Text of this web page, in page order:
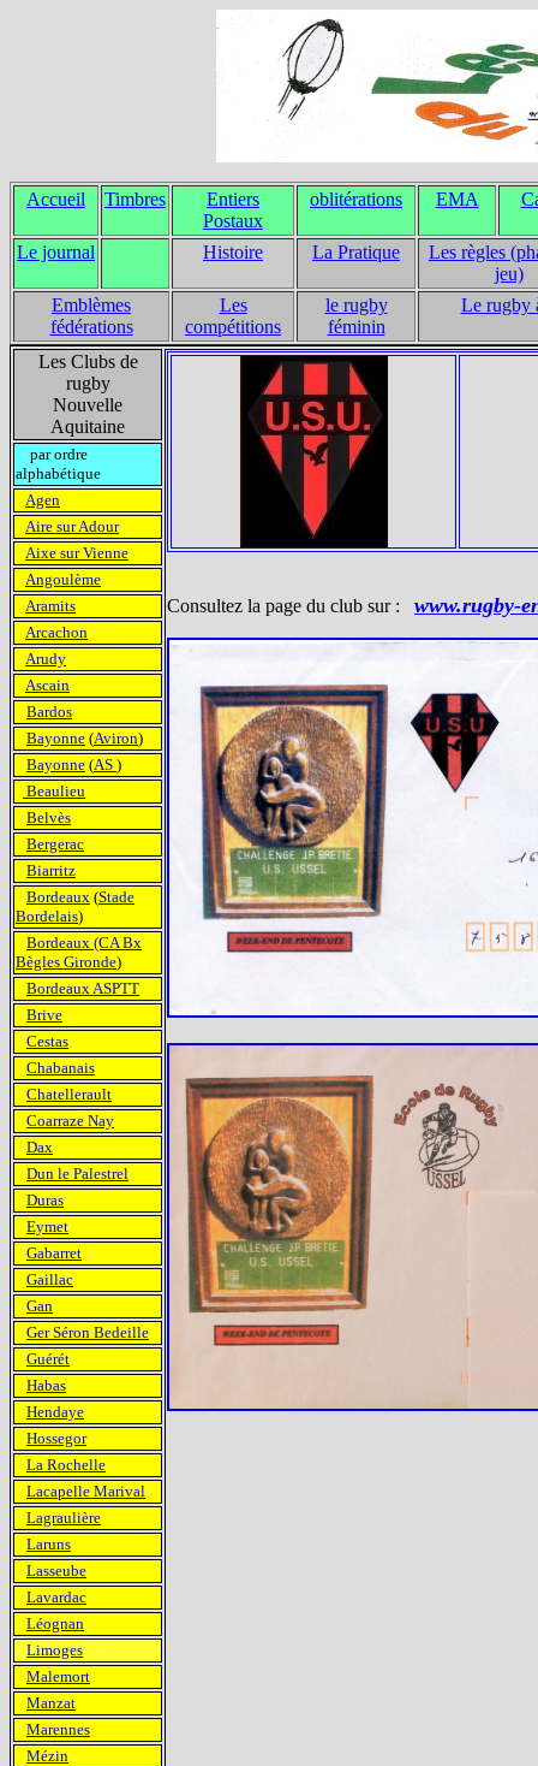
Accueil Timbres
Entiers
Postaux
oblitérations EMA
Le journal Histoire La Pratique
Les règles
jeu)
Emblèmes
fédérations
Les
compétitions
le rugby
féminin
Le rugby
Les Clubs de
rugby
Nouvelle
Aquitaine
Consultez la page du club sur : www.rugby-
par ordre
alphabétique
Agen
Aire sur Adour
Aixe sur Vienne
Angoulème
Aramits
Arcachon
Arudy
Ascain
Bardos
Bayonne (Aviron)
Bayonne (AS )
Beaulieu
Belvès
Bergerac
Biarritz
Bordeaux (Stade
Bordelais)
Bordeaux (CA Bx
Bègles Gironde)
Bordeaux ASPTT
Brive
Cestas
Chabanais
Chatellerault
Coarraze Nay
Dax
Dun le Palestrel
Duras
Eymet
Gabarret
Gaillac
Gan
Ger Séron Bedeille
Guérét
Habas
Hendaye
Hossegor
La Rochelle
Lacapelle Marival
Lagraulière
Laruns
Lasseube
Lavardac
Léognan
Limoges
Malemort
Manzat
Marennes
Mézin